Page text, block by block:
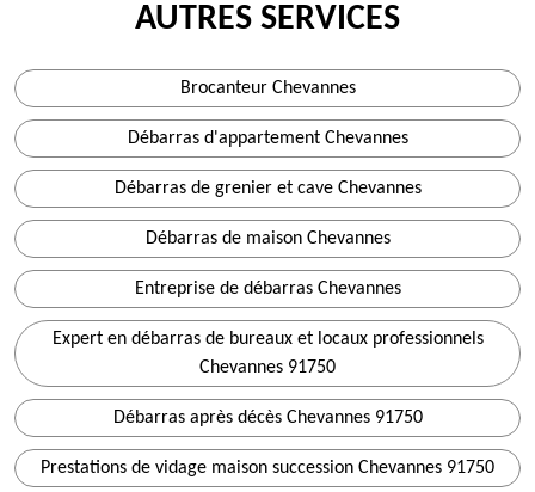
AUTRES SERVICES
Brocanteur Chevannes
Débarras d'appartement Chevannes
Débarras de grenier et cave Chevannes
Débarras de maison Chevannes
Entreprise de débarras Chevannes
Expert en débarras de bureaux et locaux professionnels
Chevannes 91750
Débarras après décès Chevannes 91750
Prestations de vidage maison succession Chevannes 91750